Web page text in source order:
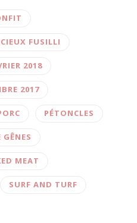
FUSILLI
2018
2017
PÉTONCLES
MEAT
SURF AND TURF